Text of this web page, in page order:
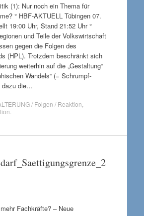
(1): Nur noch ein Thema für
° HBF-AKTUELL Tübingen 07.
19:00 Uhr, Stand 21:52 Uhr °
und Teile der Volkswirtschaft
gegen die Folgen des
(HPL). Trotzdem beschränkt sich
weiterhin auf die „Gestaltung“
Wandels“ (= Schrumpf-
dazu die…
/ Folgen / Reaktion
Fachkräfte? – Neue